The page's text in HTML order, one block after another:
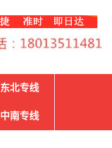
东北专线
中南专线